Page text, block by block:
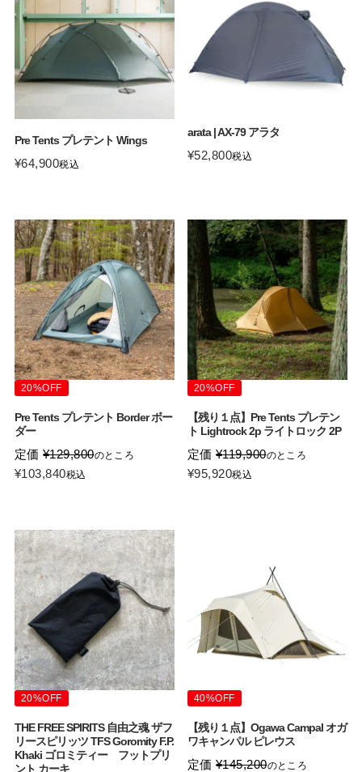
Pre Tents プレテント Wings
¥64,900税込
arata | AX-79 アラタ
¥52,800税込
20%OFF
Pre Tents プレテント Border ボー
ダー
定価 ¥129,800のところ
¥103,840税込
20%OFF
【残り１点】Pre Tents プレテン
ト Lightrock 2p ライトロック 2P
定価 ¥119,900のところ
¥95,920税込
20%OFF
THE FREE SPIRITS 自由之魂 ザフ
リースピリッツ TFS Goromity F.P.
Khaki ゴロミティー フットプリ
ント カーキ
40%OFF
【残り１点】Ogawa Campal オガ
ワキャンパル ピレウス
定価 ¥145,200のところ